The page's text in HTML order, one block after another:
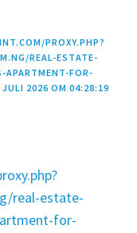
PROXY.PHP?
REAL-ESTATE-
APARTMENT-FOR-
JULI 2026 OM 04:28:19
real-estate-
for-